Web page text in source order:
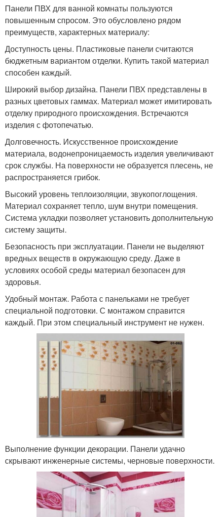
Панели ПВХ для ванной комнаты пользуются
повышенным спросом. Это обусловлено рядом
преимуществ, характерных материалу:
Доступность цены. Пластиковые панели считаются
бюджетным вариантом отделки. Купить такой материал
способен каждый.
Широкий выбор дизайна. Панели ПВХ представлены в
разных цветовых гаммах. Материал может имитировать
отделку природного происхождения. Встречаются
изделия с фотопечатью.
Долговечность. Искусственное происхождение
материала, водонепроницаемость изделия увеличивают
срок службы. На поверхности не образуется плесень, не
распространяется грибок.
Высокий уровень теплоизоляции, звукопоглощения.
Материал сохраняет тепло, шум внутри помещения.
Система укладки позволяет установить дополнительную
систему защиты.
Безопасность при эксплуатации. Панели не выделяют
вредных веществ в окружающую среду. Даже в
условиях особой среды материал безопасен для
здоровья.
Удобный монтаж. Работа с панельками не требует
специальной подготовки. С монтажом справится
каждый. При этом специальный инструмент не нужен.
Выполнение функции декорации. Панели удачно
скрывают инженерные системы, черновые поверхности.